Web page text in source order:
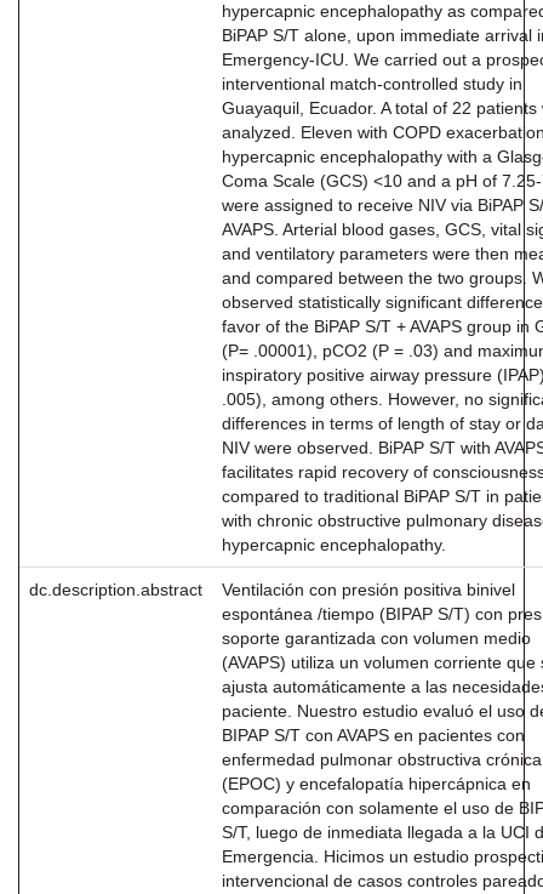
hypercapnic encephalopathy as
BiPAP S/T alone, upon immediate arrival
Emergency-ICU. We carried out a
interventional match-controlled study in
Guayaquil, Ecuador. A total of 22 patients
analyzed. Eleven with COPD
hypercapnic encephalopathy with a
Coma Scale (GCS) <10 and a pH of
were assigned to receive NIV via BiPAP
AVAPS. Arterial blood gases, GCS, vital
and ventilatory parameters were then
and compared between the two groups.
observed statistically significant
favor of the BiPAP S/T + AVAPS group in
(P= .00001), pCO2 (P = .03) and
inspiratory positive airway pressure
.005), among others. However, no
differences in terms of length of stay or
NIV were observed. BiPAP S/T with
facilitates rapid recovery of
compared to traditional BiPAP S/T in
with chronic obstructive pulmonary
hypercapnic encephalopathy.
dc.description.abstract
Ventilación con presión positiva binivel
espontánea /tiempo (BIPAP S/T) con
soporte garantizada con volumen medio
(AVAPS) utiliza un volumen corriente que
ajusta automáticamente a las
paciente. Nuestro estudio evaluó el uso
BIPAP S/T con AVAPS en pacientes con
enfermedad pulmonar obstructiva crónica
(EPOC) y encefalopatía hipercápnica en
comparación con solamente el uso de
S/T, luego de inmediata llegada a la UCI
Emergencia. Hicimos un estudio
intervencional de casos controles